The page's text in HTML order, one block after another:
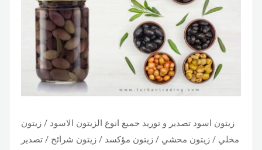
زيتون اسود تصدير و توريد جميع انوع الزيتون الاسود / زيتون
مخلي / زيتون محشي / زيتون مؤكسد / زيتون شرائح / تصدير